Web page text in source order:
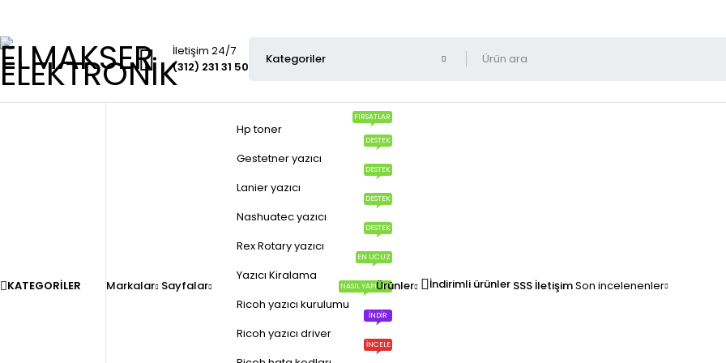
İletişim 24/7
(312) 231 31 50
KATEGORILER Markalar Sayfalar
Hp toner
FIRSATLAR
Gestetner yazıcı
DESTEK
Lanier yazıcı
DESTEK
Nashuatec yazıcı
DESTEK
Rex Rotary yazıcı
DESTEK
Yazıcı Kiralama
EN UCUZ
Ricoh yazıcı kurulumu
NASIL YAPILIR?
Ricoh yazıcı driver
İNDIR
İNCELE
Ürünler İndirimli ürünler SSS İletişimSon incelenenler